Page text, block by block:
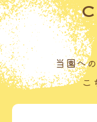
当園へ
こ